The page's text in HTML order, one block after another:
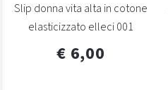
Slip donna vita alta in cotone
elasticizzato elleci 001
€ 6,00